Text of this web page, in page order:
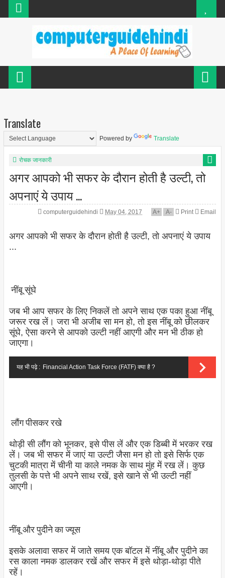
Translate
Powered by Translate
रोचक जानकारी
अगर आपको भी सफर के दौरान होती है उल्टी, तो
अपनाएं ये उपाय ...
computerguidehindi May 04, 2017 A+ A- Print Email
अगर आपको भी सफर के दौरान होती है उल्टी, तो अपनाएं ये उपाय
...
नींबू सूंघे
जब भी आप सफर के लिए निकलें तो अपने साथ एक पका हुआ नींबू
जरूर रख लें। जरा भी अजीब सा मन हो, तो इस नींबू को छीलकर
सूंघे, ऐसा करने से आपको उल्टी नहीं आएगी और मन भी ठीक हो
जाएगा।
यह भी पढ़े : Financial Action Task Force (FATF) क्या है ?
लौंग पीसकर रखे
थोड़ी सी लौंग को भूनकर, इसे पीस लें और एक डिब्बी में भरकर रख
लें। जब भी सफर में जाएं या उल्टी जैसा मन हो तो इसे सिर्फ एक
चुटकी मात्रा में चीनी या काले नमक के साथ मुंह में रख लें। कुछ
तुलसी के पत्ते भी अपने साथ रखें, इसे खाने से भी उल्टी नहीं
आएगी।
नींबू और पुदीने का ज्यूस
इसके अलावा सफर में जाते समय एक बॉटल में नींबू और पुदीने का
रस काला नमक डालकर रखें और सफर में इसे थोड़ा-थोड़ा पीते
रहें।